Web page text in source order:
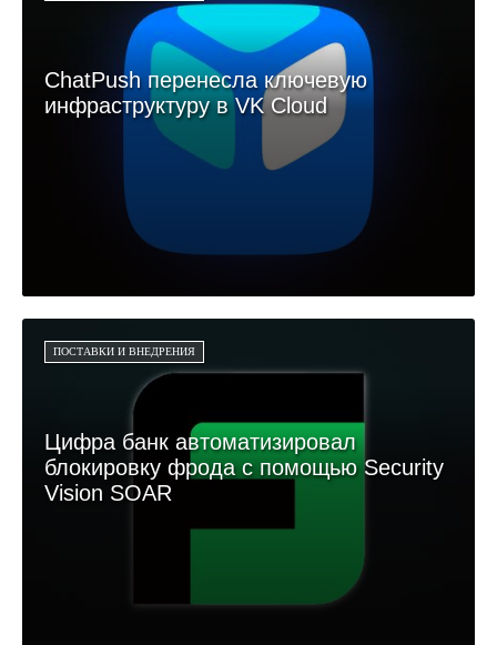
ChatPush перенесла ключевую
инфраструктуру в VK Cloud
ПОСТАВКИ И ВНЕДРЕНИЯ
Цифра банк автоматизировал
блокировку фрода с помощью Security
Vision SOAR